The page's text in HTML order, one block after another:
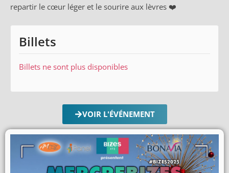
repartir le cœur léger et le sourire aux lèvres ❤️
Billets
Billets ne sont plus disponibles
VOIR L'ÉVÉNEMENT